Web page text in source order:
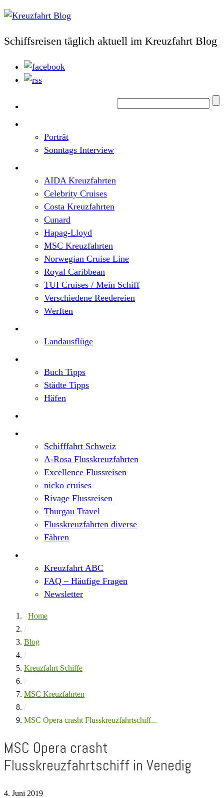
Schiffsreisen täglich aktuell im Kreuzfahrt Blog
Porträt
Sonntags Interview
AIDA Kreuzfahrten
Celebrity Cruises
Costa Kreuzfahrten
Cunard
Hapag-Lloyd
MSC Kreuzfahrten
Norwegian Cruise Line
Royal Caribbean
TUI Cruises / Mein Schiff
Verschiedene Reedereien
Werften
Landausflüge
Buch Tipps
Städte Tipps
Häfen
Schifffahrt Schweiz
A-Rosa Flusskreuzfahrten
Excellence Flussreisen
nicko cruises
Rivage Flussreisen
Thurgau Travel
Flusskreuzfahrten diverse
Fähren
Kreuzfahrt ABC
FAQ – Häufige Fragen
Newsletter
Home
/
Blog
/
Kreuzfahrt Schiffe
/
MSC Kreuzfahrten
/
MSC Opera crasht Flusskreuzfahrtschiff...
MSC Opera crasht
Flusskreuzfahrtschiff in Venedig
4. Juni 2019